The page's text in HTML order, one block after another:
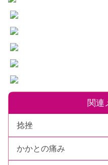
関連
捻挫
かかとの痛み